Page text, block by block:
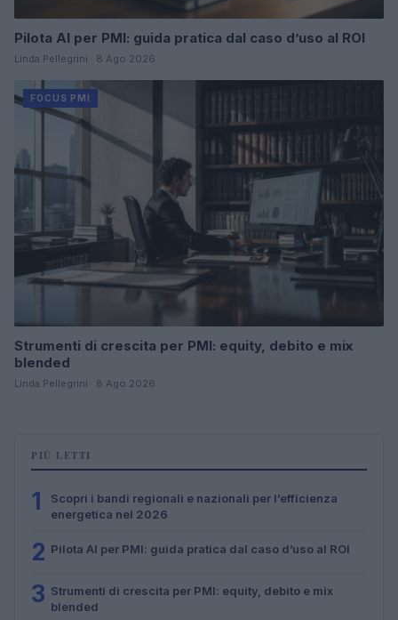
Pilota AI per PMI: guida pratica dal caso d’uso al ROI
Linda Pellegrini · 8 Ago 2026
FOCUS PMI
Strumenti di crescita per PMI: equity, debito e mix
blended
Linda Pellegrini · 8 Ago 2026
PIÙ LETTI
1
Scopri i bandi regionali e nazionali per l’efficienza
energetica nel 2026
2 Pilota AI per PMI: guida pratica dal caso d’uso al ROI
3 Strumenti di crescita per PMI: equity, debito e mix
blended